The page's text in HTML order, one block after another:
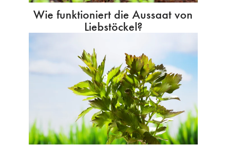
Wie funktioniert die Aussaat von
Liebstöckel?